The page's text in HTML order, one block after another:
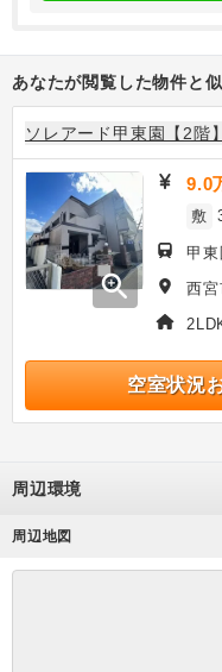
あなたが閲覧した物件と
ソレアード甲東園【2階】
zoom_in
9.0
敷
甲
西宮
空室状況
周辺環境
周辺地図